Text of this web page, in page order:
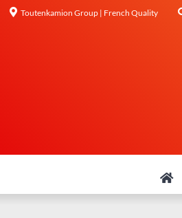
Toutenkamion Group | French Quality